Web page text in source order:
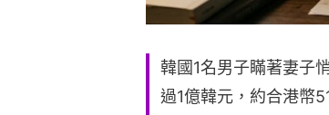
韓國1名男子瞞著妻子
過1億韓元，約合港幣